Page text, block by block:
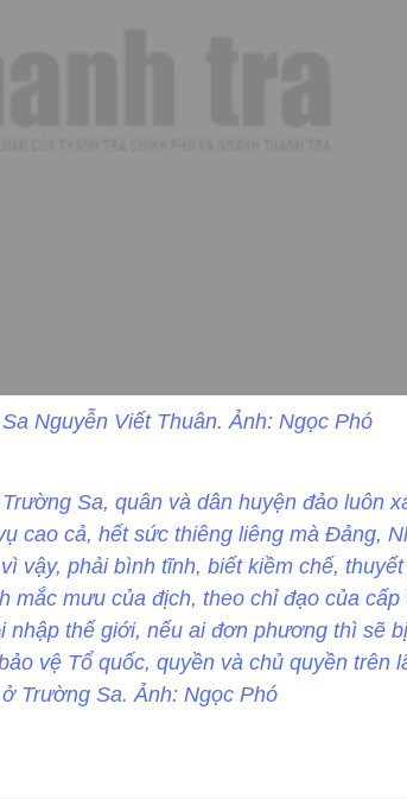
Nguyễn Viết Thuân. Ảnh: Ngọc Phó
Sa, quân và dân huyện đảo luôn
cao cả, hết sức thiêng liêng mà Đảng,
vậy, phải bình tĩnh, biết kiềm chế,
mắc mưu của địch, theo chỉ đạo của cấp
nhập thế giới, nếu ai đơn phương thì sẽ
vệ Tổ quốc, quyền và chủ quyền trên
Trường Sa. Ảnh: Ngọc Phó